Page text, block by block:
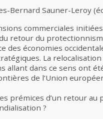
Bernard Sauner-Leroy
commerciales
retour du
des économies
La
allant dans ce sens ont
de l’Union
prémices d’un retour au
?